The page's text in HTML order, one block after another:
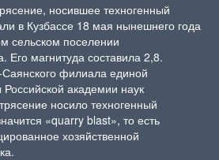
носившее техногенный
в Кузбассе 18 мая нынешнего года
сельском поселении
Его магнитуда составила 2,8.
филиала единой
академии наук
носило техногенный
«quarry blast», то есть
хозяйственной